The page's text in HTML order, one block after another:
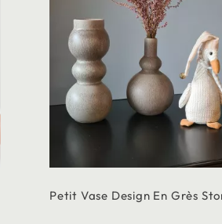
Petit Vase Design En Grès